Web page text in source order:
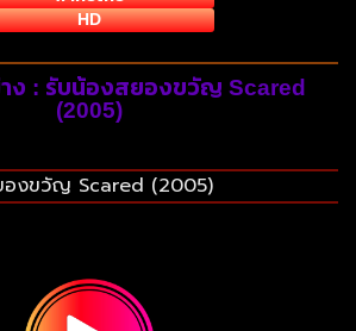
HD
ง : รับน้องสยองขวัญ Scared
(2005)
องขวัญ Scared (2005)